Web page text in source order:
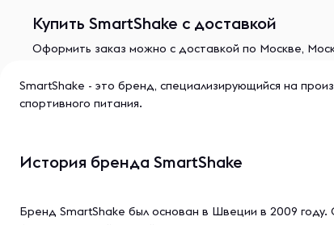
Купить SmartShake с доставкой
Оформить заказ можно с доставкой по Москве,
SmartShake - это бренд, специализирующийся на
спортивного питания.
История бренда SmartShake
Бренд SmartShake был основан в Швеции в 2009